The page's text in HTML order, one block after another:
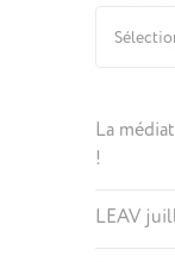
La
!
LEAV